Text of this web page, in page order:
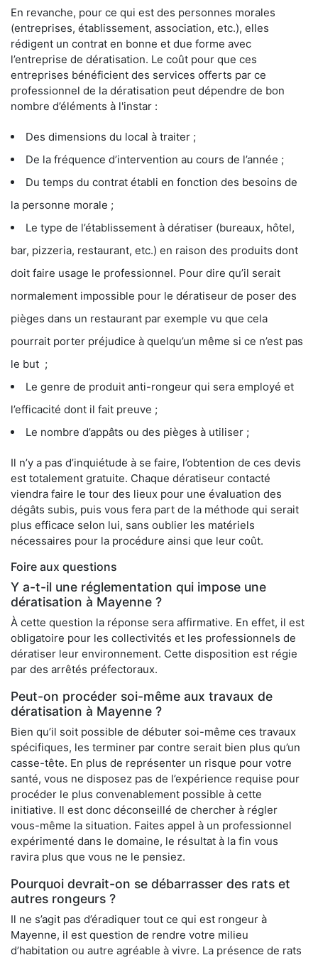
En revanche, pour ce qui est des personnes morales
(entreprises, établissement, association, etc.), elles
rédigent un contrat en bonne et due forme avec
l’entreprise de dératisation. Le coût pour que ces
entreprises bénéficient des services offerts par ce
professionnel de la dératisation peut dépendre de bon
nombre d’éléments à l'instar :
Des dimensions du local à traiter ;
De la fréquence d’intervention au cours de l’année ;
Du temps du contrat établi en fonction des besoins de
la personne morale ;
Le type de l’établissement à dératiser (bureaux, hôtel,
bar, pizzeria, restaurant, etc.) en raison des produits dont
doit faire usage le professionnel. Pour dire qu’il serait
normalement impossible pour le dératiseur de poser des
pièges dans un restaurant par exemple vu que cela
pourrait porter préjudice à quelqu’un même si ce n’est pas
le but ;
Le genre de produit anti-rongeur qui sera employé et
l’efficacité dont il fait preuve ;
Le nombre d’appâts ou des pièges à utiliser ;
Il n’y a pas d’inquiétude à se faire, l’obtention de ces devis
est totalement gratuite. Chaque dératiseur contacté
viendra faire le tour des lieux pour une évaluation des
dégâts subis, puis vous fera part de la méthode qui serait
plus efficace selon lui, sans oublier les matériels
nécessaires pour la procédure ainsi que leur coût.
Foire aux questions
Y a-t-il une réglementation qui impose une
dératisation à Mayenne ?
À cette question la réponse sera affirmative. En effet, il est
obligatoire pour les collectivités et les professionnels de
dératiser leur environnement. Cette disposition est régie
par des arrêtés préfectoraux.
Peut-on procéder soi-même aux travaux de
dératisation à Mayenne ?
Bien qu’il soit possible de débuter soi-même ces travaux
spécifiques, les terminer par contre serait bien plus qu’un
casse-tête. En plus de représenter un risque pour votre
santé, vous ne disposez pas de l’expérience requise pour
procéder le plus convenablement possible à cette
initiative. Il est donc déconseillé de chercher à régler
vous-même la situation. Faites appel à un professionnel
expérimenté dans le domaine, le résultat à la fin vous
ravira plus que vous ne le pensiez.
Pourquoi devrait-on se débarrasser des rats et
autres rongeurs ?
Il ne s’agit pas d’éradiquer tout ce qui est rongeur à
Mayenne, il est question de rendre votre milieu
d’habitation ou autre agréable à vivre. La présence de rats